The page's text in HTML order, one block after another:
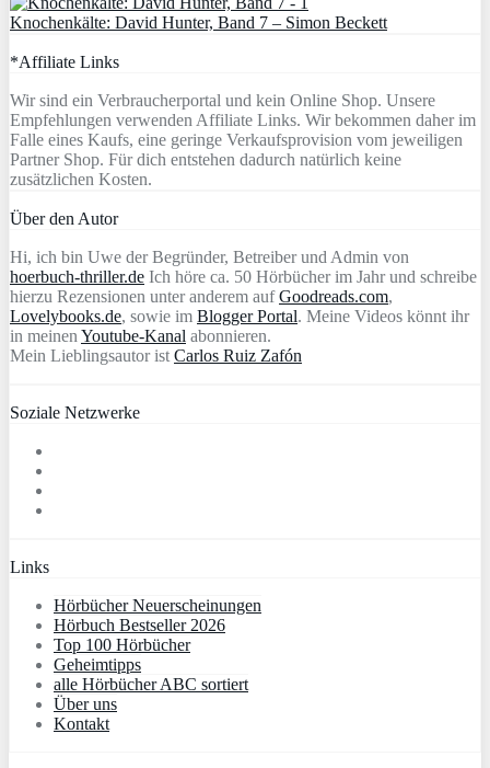
Knochenkälte: David Hunter, Band 7 – Simon Beckett
*Affiliate Links
Wir sind ein Verbraucherportal und kein Online Shop. Unsere
Empfehlungen verwenden Affiliate Links. Wir bekommen daher im
Falle eines Kaufs, eine geringe Verkaufsprovision vom jeweiligen
Partner Shop. Für dich entstehen dadurch natürlich keine
zusätzlichen Kosten.
Über den Autor
Hi, ich bin Uwe der Begründer, Betreiber und Admin von
hoerbuch-thriller.de Ich höre ca. 50 Hörbücher im Jahr und schreibe
hierzu Rezensionen unter anderem aufGoodreads.com,
Lovelybooks.de, sowie im Blogger Portal. Meine Videos könnt ihr
in meinen Youtube-Kanal abonnieren.
Mein Lieblingsautor ist Carlos Ruiz Zafón
Soziale Netzwerke
Links
Hörbücher Neuerscheinungen
Hörbuch Bestseller 2026
Top 100 Hörbücher
Geheimtipps
alle Hörbücher ABC sortiert
Über uns
Kontakt